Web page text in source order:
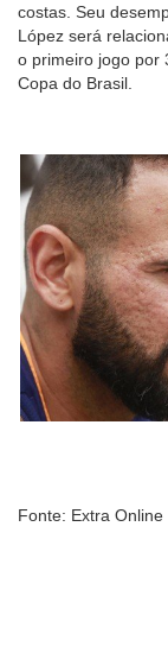
costas. Seu
López será
o primeiro jogo por
Copa do Brasil.
Fonte: Extra Online